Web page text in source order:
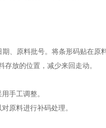
原料批号。将条形码贴在原
存放的位置，减少来回走动。
手工调整。
原料进行补码处理。